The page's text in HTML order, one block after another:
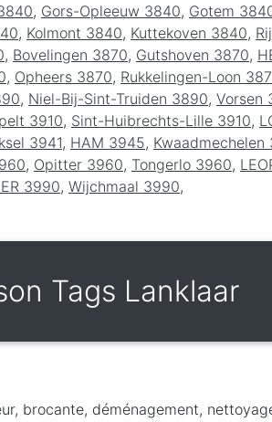
, Gors-Opleeuw 3840, Gotem
, Kolmont 3840, Kuttekoven 3840,
, Bovelingen 3870, Gutshoven 3870,
, Opheers 3870, Rukkelingen-Loon
, Niel-Bij-Sint-Truiden 3890, Vorsen
3910, Sint-Huibrechts-Lille 3910,
3941, HAM 3945, Kwaadmechelen
, Opitter 3960, Tongerlo 3960,
3990, Wijchmaal 3990,
Tags Lanklaar
brocante, déménagement,